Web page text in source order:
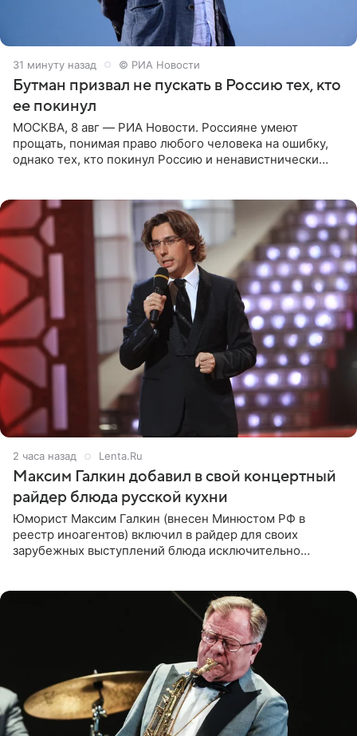
31 минуту назад © РИА Новости
Бутман призвал не пускать в Россию тех, кто
ее покинул
МОСКВА, 8 авг — РИА Новости. Россияне умеют
прощать, понимая право любого человека на ошибку,
однако тех, кто покинул Россию и ненавистнически
2 часа назад Lenta.Ru
Максим Галкин добавил в свой концертный
райдер блюда русской кухни
Юморист Максим Галкин (внесен Минюстом РФ в
реестр иноагентов) включил в райдер для своих
зарубежных выступлений блюда исключительно